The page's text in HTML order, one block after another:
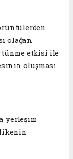
olağan
etkisi ile
oluşması
yerleşim